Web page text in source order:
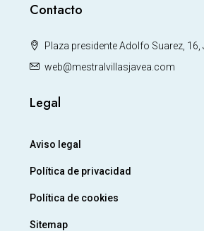
Contacto
Plaza presidente Adolfo Suarez, 16,
web@mestralvillasjavea.com
Legal
Aviso legal
Política de privacidad
Política de cookies
Sitemap